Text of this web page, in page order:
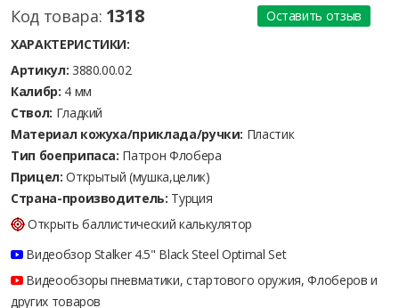
Код товара: 1318
Оставить отзыв
ХАРАКТЕРИСТИКИ:
Артикул: 3880.00.02
Калибр: 4 мм
Ствол: Гладкий
Материал кожуха/приклада/ручки: Пластик
Тип боеприпаса: Патрон Флобера
Прицел: Открытый (мушка,целик)
Страна-производитель: Турция
Открыть баллистический калькулятор
Видеобзор Stalker 4.5" Black Steel Optimal Set
Видеообзоры пневматики, стартового оружия, Флоберов и
других товаров